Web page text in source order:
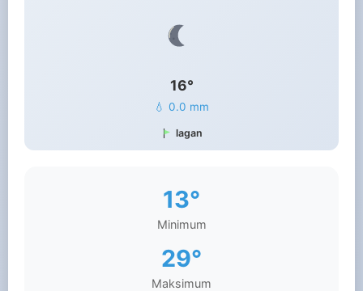
16°
💧 0.0 mm
lagan
13°
Minimum
29°
Maksimum